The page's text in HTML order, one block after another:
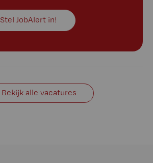
Stel JobAlert in!
Bekijk alle vacatures